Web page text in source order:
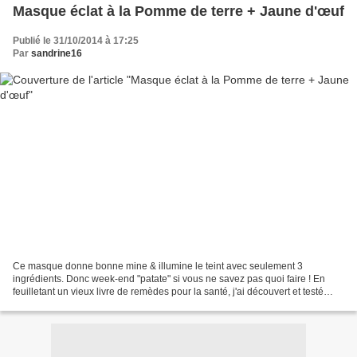
Masque éclat à la Pomme de terre + Jaune d'œuf
Publié le 31/10/2014 à 17:25
Par sandrine16
Ce masque donne bonne mine & illumine le teint avec seulement 3
ingrédients. Donc week-end "patate" si vous ne savez pas quoi faire ! En
feuilletant un vieux livre de remèdes pour la santé, j'ai découvert et testé